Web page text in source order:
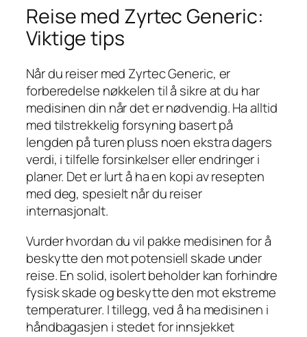
Reise med Zyrtec Generic:
Viktige tips
Når du reiser med Zyrtec Generic, er
forberedelse nøkkelen til å sikre at du har
medisinen din når det er nødvendig. Ha alltid
med tilstrekkelig forsyning basert på
lengden på turen pluss noen ekstra dagers
verdi, i tilfelle forsinkelser eller endringer i
planer. Det er lurt å ha en kopi av resepten
med deg, spesielt når du reiser
internasjonalt.
Vurder hvordan du vil pakke medisinen for å
beskytte den mot potensiell skade under
reise. En solid, isolert beholder kan forhindre
fysisk skade og beskytte den mot ekstreme
temperaturer. I tillegg, ved å ha medisinen i
håndbagasjen i stedet for innsjekket